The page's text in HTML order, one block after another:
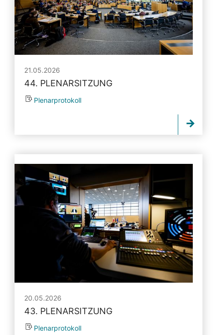
21.05.2026
44. PLENARSITZUNG
Plenarprotokoll
20.05.2026
43. PLENARSITZUNG
Plenarprotokoll